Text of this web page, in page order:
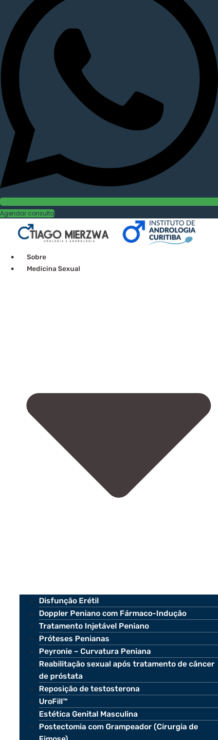
Agendar consulta
Sobre
Medicina Sexual
Disfunção Erétil
Doppler Peniano com Fármaco-Indução
Tratamento Injetável Peniano
Próteses Penianas
Peyronie – Curvatura Peniana
Reabilitação sexual após tratamento de câncer
de próstata
Reposição de testosterona
UroFill™
Estética Genital Masculina
Postectomia com Grampeador (Cirurgia de